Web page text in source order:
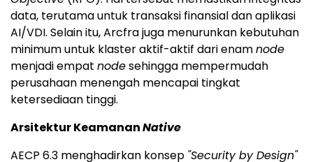
data, terutama untuk transaksi finansial dan aplikasi
AI/VDI. Selain itu, Arcfra juga menurunkan kebutuhan
minimum untuk klaster aktif-aktif dari enamnode
menjadi empat nodesehingga mempermudah
perusahaan menengah mencapai tingkat
ketersediaan tinggi.
Arsitektur KeamananNative
AECP 6.3 menghadirkan konsep "Security by Design"